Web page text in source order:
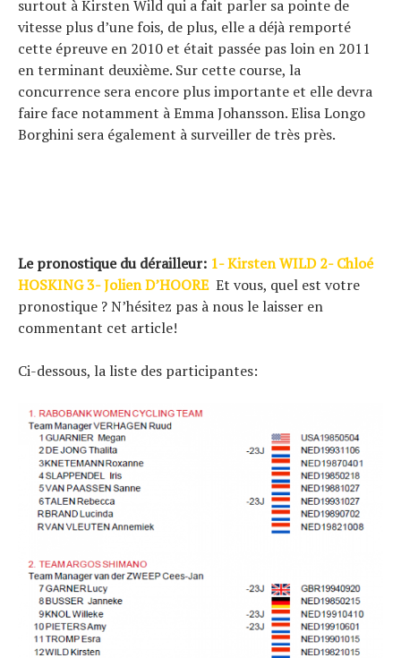
surtout à Kirsten Wild qui a fait parler sa pointe de
vitesse plus d’une fois, de plus, elle a déjà remporté
cette épreuve en 2010 et était passée pas loin en 2011
en terminant deuxième. Sur cette course, la
concurrence sera encore plus importante et elle devra
faire face notamment à Emma Johansson. Elisa Longo
Borghini sera également à surveiller de très près.
Le pronostique du dérailleur: 1- Kirsten WILD 2- Chloé
HOSKING 3- Jolien D’HOORE Et vous, quel est votre
pronostique ? N’hésitez pas à nous le laisser en
commentant cet article!
Ci-dessous, la liste des participantes: